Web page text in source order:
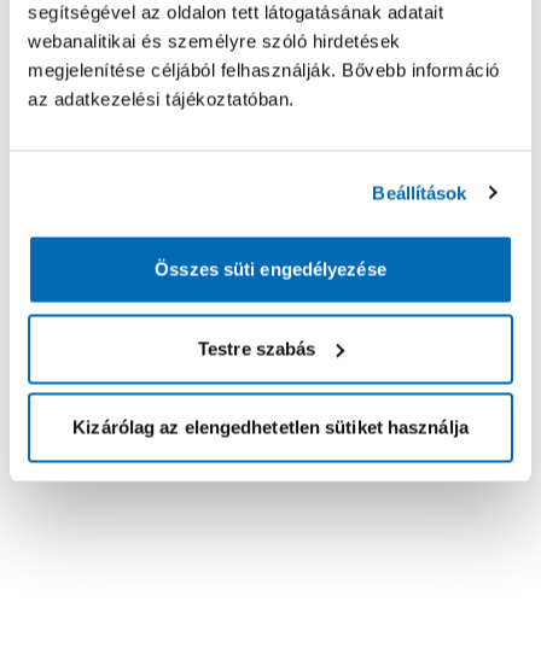
segítségével az oldalon tett látogatásának adatait
webanalitikai és személyre szóló hirdetések
megjelenítése céljából felhasználják. Bővebb információ
az adatkezelési tájékoztatóban.
Beállítások
Összes süti engedélyezése
Testre szabás
Kizárólag az elengedhetetlen sütiket használja